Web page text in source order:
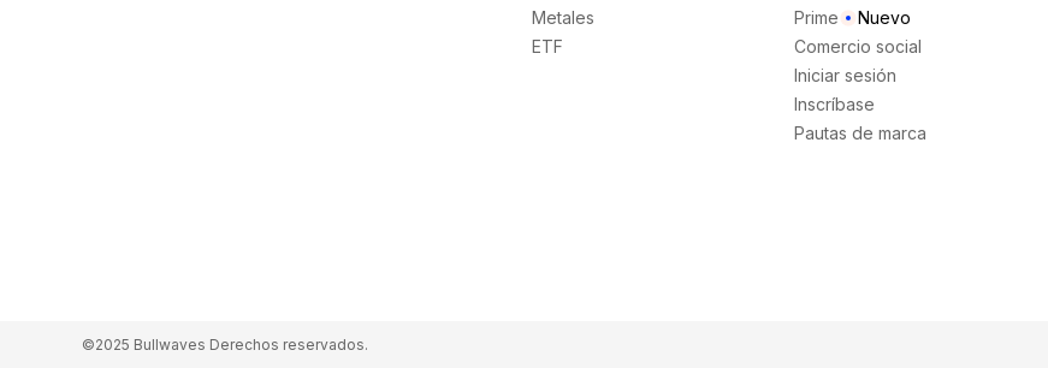
Metales
ETF
Prime
Nuevo
Comercio social
Iniciar sesión
Inscríbase
Pautas de marca
©2025 Bullwaves Derechos reservados.